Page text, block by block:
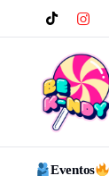
Eventos